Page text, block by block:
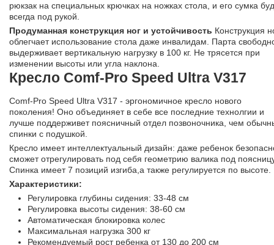
рюкзак на специальных крючках на ножках стола, и его сумка
всегда под рукой.
Продуманная конструкция ног и устойчивость Конструкция
облегчает использование стола даже инвалидам. Парта
выдерживает вертикальную нагрузку в 100 кг. Не трясется при
изменении высоты или угла наклона.
Кресло Comf-Pro Speed Ultra V317
Comf-Pro Speed Ultra V317 - эргономичное кресло нового
поколения! Оно объединяет в себе все последние технолгии и
лучше поддерживет поясничный отдел позвоночника, чем
спинки с подушкой.
Кресло имеет интеллектуальный дизайн: даже ребенок
сможет отрегулировать под себя геометрию валика под
Спинка имеет 7 позиций изгиба,а также регулируется по высоте.
Характеристики:
Регулировка глубины сидения: 33-48 см
Регулировка высоты сидения: 38-60 см
Автоматическая блокировка колес
Максимальная нагрузка 300 кг
Рекомендуемый рост ребенка от 130 до 200 см